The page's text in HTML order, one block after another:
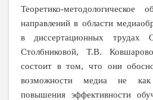
Теоретико-методологическое
направлений в области
в диссертационных
Столбниковой, Т.В.
состоит в том, что они
возможности медиа не как
повышения эффективности